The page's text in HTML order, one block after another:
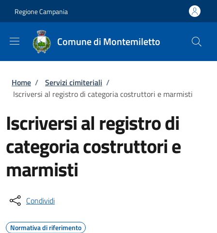
Regione Campania
Comune di Montemiletto
Briciole di pane
Home / Servizi cimiteriali /
Iscriversi al registro di categoria costruttori e marmisti
Iscriversi al registro di
categoria costruttori e
marmisti
Condividi
Normativa di riferimento